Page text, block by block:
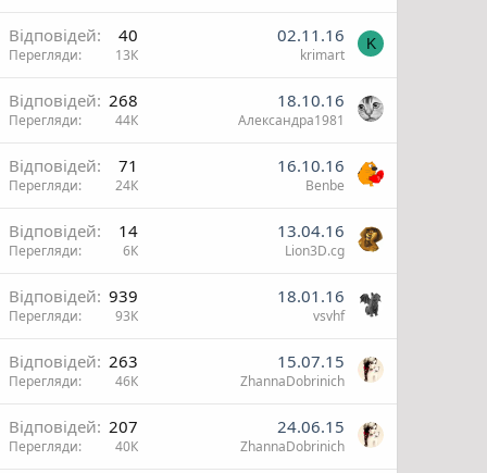
Відповідей 40
Перегляди 13К
02.11.16
krimart
K
Відповідей 268
Перегляди 44К
18.10.16
Александра1981
Відповідей 71
Перегляди 24К
16.10.16
Benbe
Відповідей 14
Перегляди 6К
13.04.16
Lion3D.cg
Відповідей 939
Перегляди 93К
18.01.16
vsvhf
Відповідей 263
Перегляди 46К
15.07.15
ZhannaDobrinich
Відповідей 207
Перегляди 40К
24.06.15
ZhannaDobrinich